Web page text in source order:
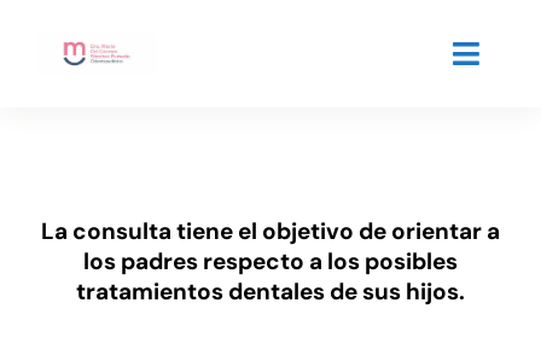
Toggle
Servicios
La consulta tiene el objetivo de orientar a
los padres respecto a los posibles
tratamientos dentales de sus hijos.